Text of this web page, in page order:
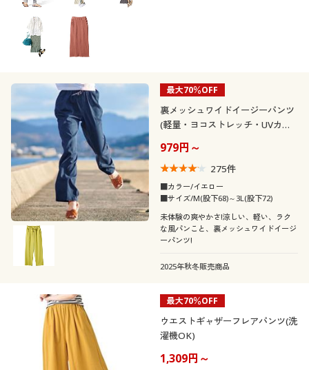
最大70％OFF
裏メッシュワイドイージーパンツ
(軽量・ヨコストレッチ・UVカッ
OK)
979円～
275件
■カラー/イエロー
■サイズ/M(股下68)～3L(股下72)
未体験の爽やかさ!涼しい、軽い、ラク
な風パンこと、裏メッシュワイドイージ
ーパンツ!
2025年秋冬販売商品
最大70％OFF
ウエストギャザーフレアパンツ(洗
濯機OK)
1,309円～